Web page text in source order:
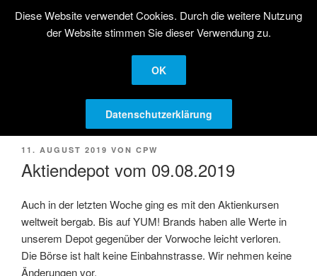
InhaltSTRATEGISCHE
AKTIENANLAGE
Langfristige Kapitalanlage in Aktien
Menü
VERÖFFENTLICHT
11. AUGUST 2019 VON CPW
Aktiendepot vom 09.08.2019
Auch in der letzten Woche ging es mit den Aktienkursen
weltweit bergab. Bis auf YUM! Brands haben alle Werte in
unserem Depot gegenüber der Vorwoche leicht verloren.
Die Börse ist halt keine Einbahnstrasse. Wir nehmen keine
Änderungen vor.
Diese Website verwendet Cookies. Durch die weitere Nutzung
der Website stimmen Sie dieser Verwendung zu.
OK
Datenschutzerklärung